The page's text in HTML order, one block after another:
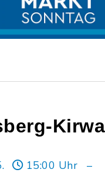
15:00 Uhr
–